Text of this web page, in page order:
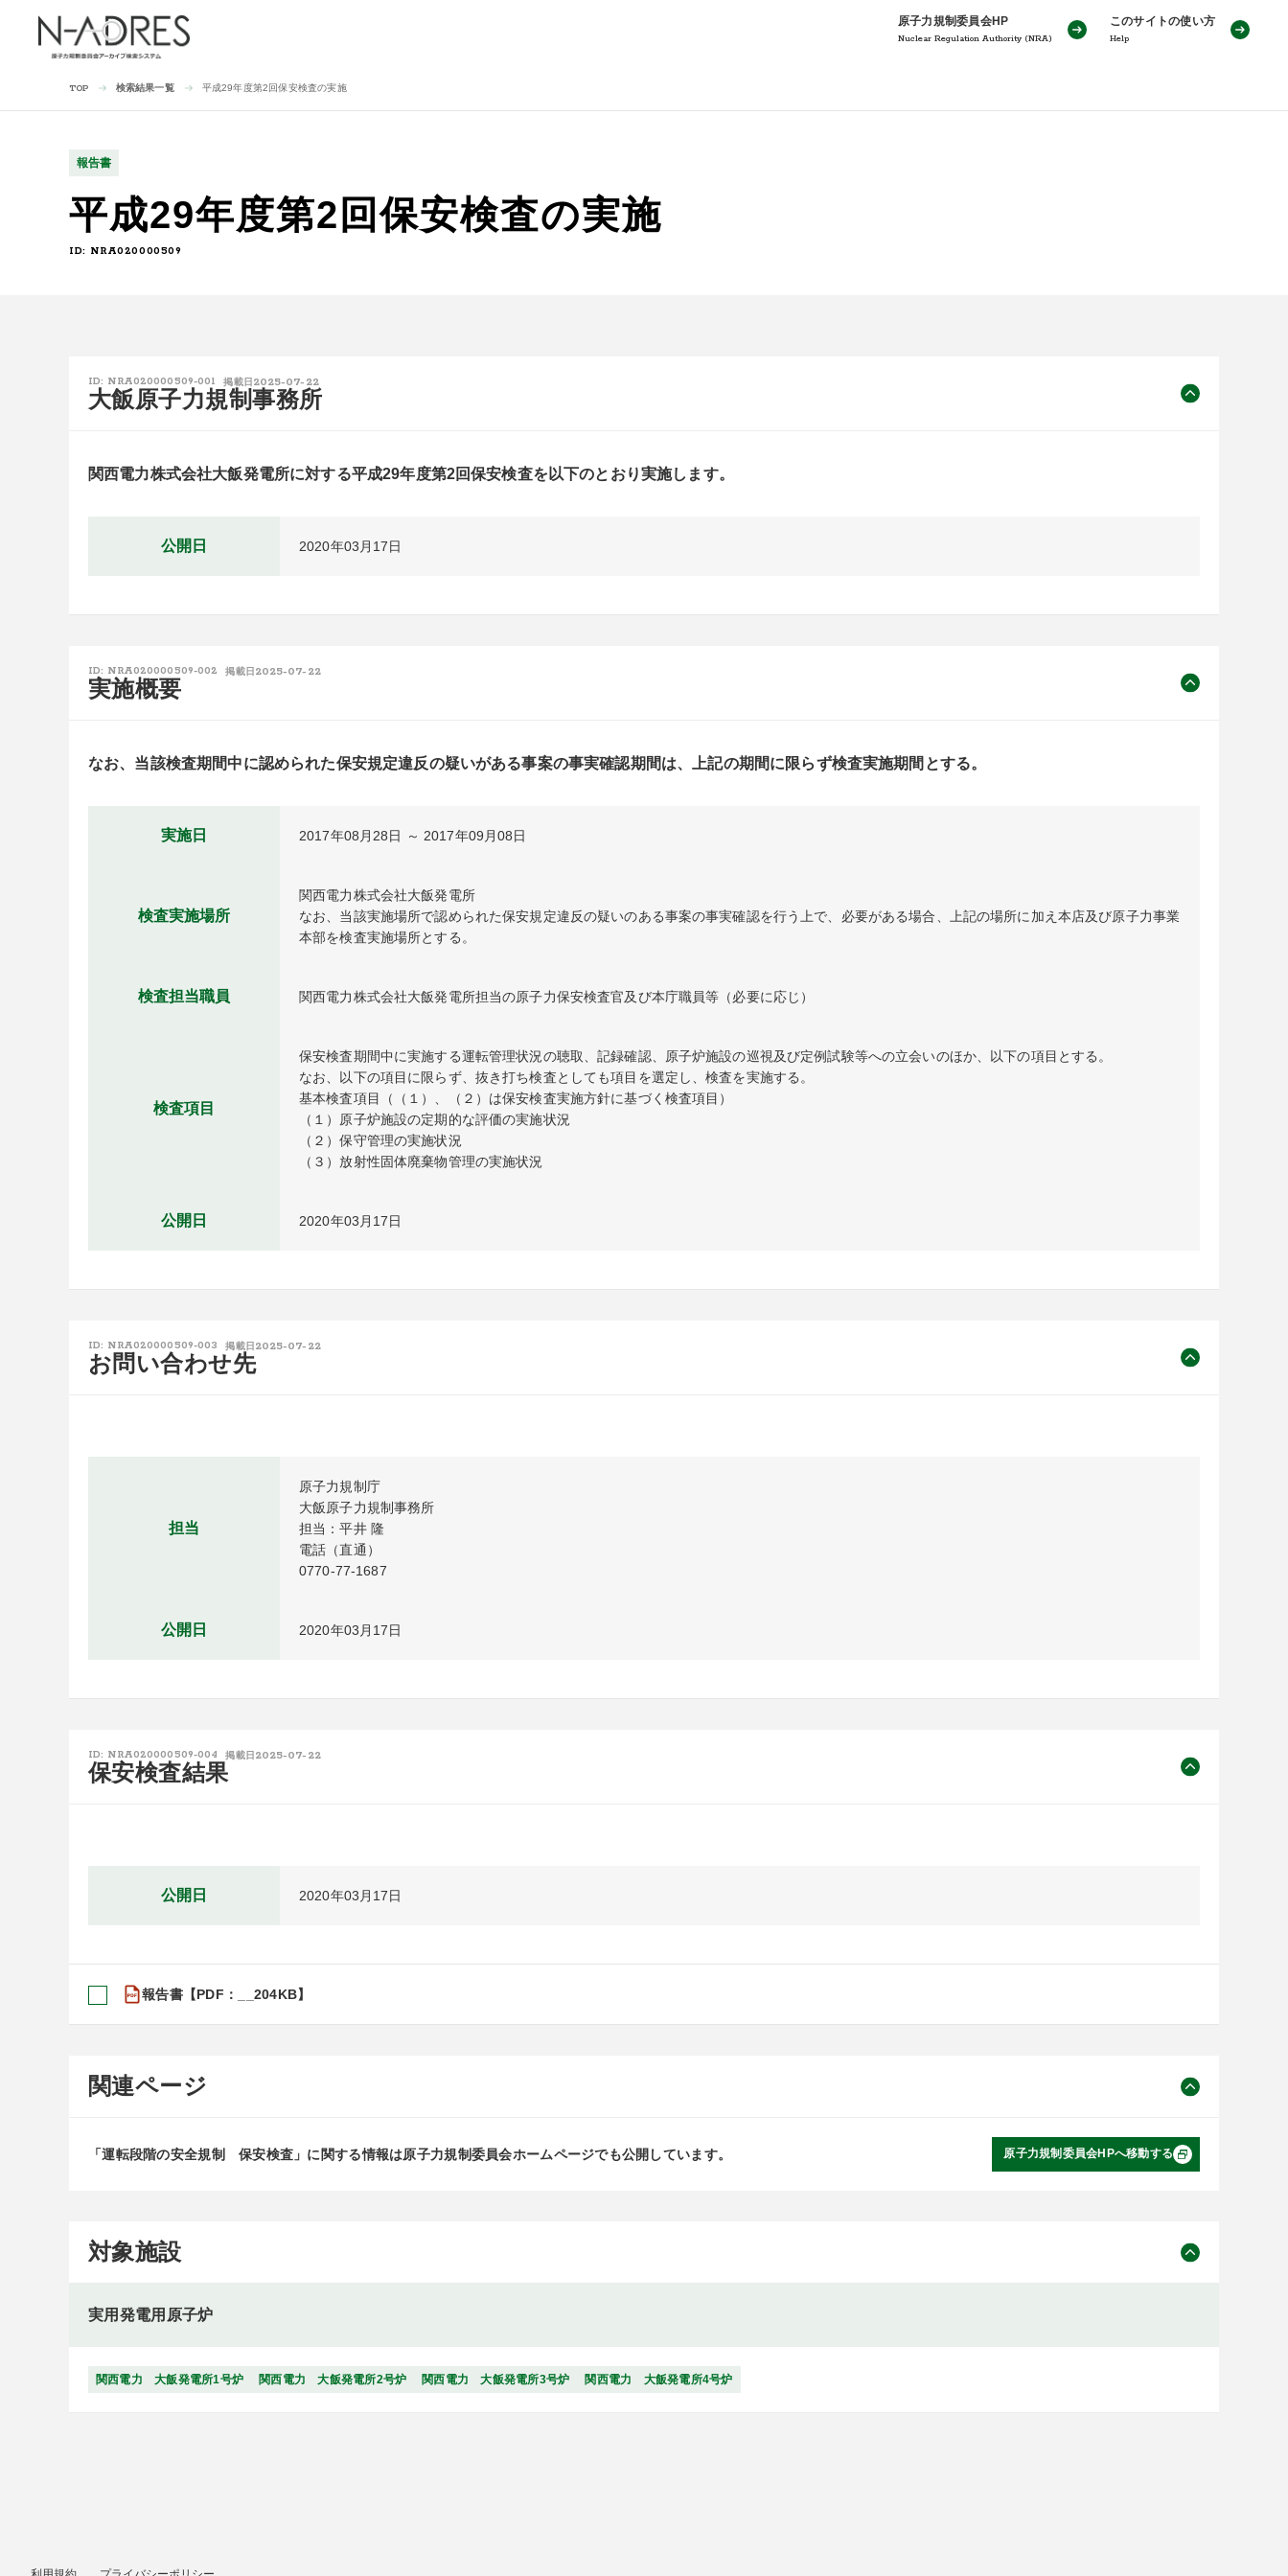
原子力規制委員会HP
Nuclear Regulation Authority (NRA)
このサイトの使い方
Help
TOP 検索結果一覧 平成29年度第2回保安検査の実施
報告書
平成29年度第2回保安検査の実施
ID: NRA020000509
ID: NRA020000509-001 掲載日 2025-07-22
大飯原子力規制事務所
関西電力株式会社大飯発電所に対する平成29年度第2回保安検査を以下のとおり実施します。
公開日 2020年03月17日
ID: NRA020000509-002 掲載日 2025-07-22
実施概要
なお、当該検査期間中に認められた保安規定違反の疑いがある事案の事実確認期間は、上記の期間に限らず検査実施期間とする。
実施日 2017年08月28日 ～ 2017年09月08日
検査実施場所
関西電力株式会社大飯発電所
なお、当該実施場所で認められた保安規定違反の疑いのある事案の事実確認を行う上で、必要がある場合、上記の場所に加え本店及び原子力事業
本部を検査実施場所とする。
検査担当職員 関西電力株式会社大飯発電所担当の原子力保安検査官及び本庁職員等（必要に応じ）
検査項目
保安検査期間中に実施する運転管理状況の聴取、記録確認、原子炉施設の巡視及び定例試験等への立会いのほか、以下の項目とする。
なお、以下の項目に限らず、抜き打ち検査としても項目を選定し、検査を実施する。
基本検査項目（（１）、（２）は保安検査実施方針に基づく検査項目）
（１）原子炉施設の定期的な評価の実施状況
（２）保守管理の実施状況
（３）放射性固体廃棄物管理の実施状況
公開日 2020年03月17日
ID: NRA020000509-003 掲載日 2025-07-22
お問い合わせ先
担当
原子力規制庁
大飯原子力規制事務所
担当：平井 隆
電話（直通）
0770-77-1687
公開日 2020年03月17日
ID: NRA020000509-004 掲載日 2025-07-22
保安検査結果
公開日 2020年03月17日
報告書【PDF：__204KB】
関連ページ
「運転段階の安全規制 保安検査」に関する情報は原子力規制委員会ホームページでも公開しています。 原子力規制委員会HPへ移動する
対象施設
実用発電用原子炉
関西電力 大飯発電所1号炉 関西電力 大飯発電所2号炉 関西電力 大飯発電所3号炉 関西電力 大飯発電所4号炉